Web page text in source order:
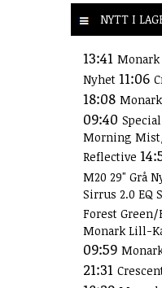
NYTT I
13:41
Nyhet 11:06
18:08
09:40
Morning
Reflective
M20 29" Grå
Sirrus 2.0 EQ
Forest Green/
Monark Lill-
09:59
21:31